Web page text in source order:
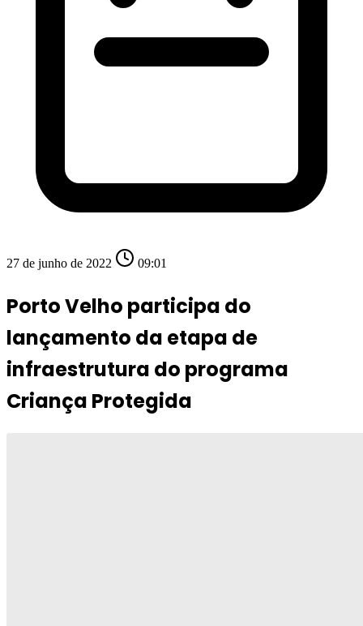
27 de junho de 2022 09:01
Porto Velho participa do
lançamento da etapa de
infraestrutura do programa
Criança Protegida